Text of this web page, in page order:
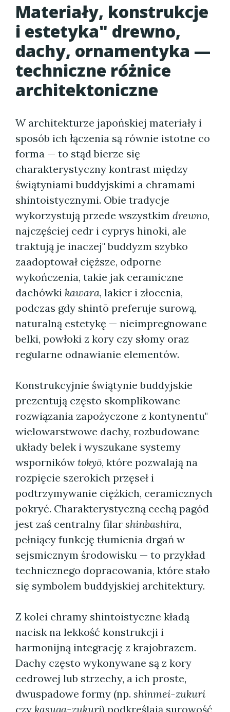
Materiały, konstrukcje
i estetyka" drewno,
dachy, ornamentyka —
techniczne różnice
architektoniczne
W architekturze japońskiej materiały i
sposób ich łączenia są równie istotne co
forma — to stąd bierze się
charakterystyczny kontrast między
świątyniami buddyjskimi a chramami
shintoistycznymi. Obie tradycje
wykorzystują przede wszystkim drewno,
najczęściej cedr i cyprys hinoki, ale
traktują je inaczej" buddyzm szybko
zaadoptował cięższe, odporne
wykończenia, takie jak ceramiczne
dachówki kawara, lakier i złocenia,
podczas gdy shintō preferuje surową,
naturalną estetykę — nieimpregnowane
belki, powłoki z kory czy słomy oraz
regularne odnawianie elementów.
Konstrukcyjnie świątynie buddyjskie
prezentują często skomplikowane
rozwiązania zapożyczone z kontynentu"
wielowarstwowe dachy, rozbudowane
układy belek i wyszukane systemy
wsporników tokyō, które pozwalają na
rozpięcie szerokich przęseł i
podtrzymywanie ciężkich, ceramicznych
pokryć. Charakterystyczną cechą pagód
jest zaś centralny filar shinbashira,
pełniący funkcję tłumienia drgań w
sejsmicznym środowisku — to przykład
technicznego dopracowania, które stało
się symbolem buddyjskiej architektury.
Z kolei chramy shintoistyczne kładą
nacisk na lekkość konstrukcji i
harmonijną integrację z krajobrazem.
Dachy często wykonywane są z kory
cedrowej lub strzechy, a ich proste,
dwuspadowe formy (np. shinmei-zukuri
czy kasuga-zukuri) podkreślają surowość